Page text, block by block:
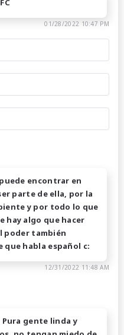
01/28/2022 10:47 PM
encontrar en
parte de ella, por la
y por todo lo que
hay algo que hacer
poder también
habla español c:
12/31/2022 11:48 AM
Pura gente linda y